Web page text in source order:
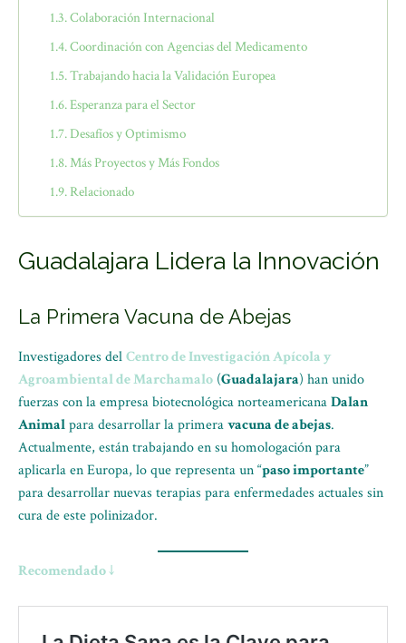
Colaboración Internacional
Coordinación con Agencias del Medicamento
Trabajando hacia la Validación Europea
Esperanza para el Sector
Desafíos y Optimismo
Más Proyectos y Más Fondos
Relacionado
Guadalajara Lidera la Innovación
La Primera Vacuna de Abejas
Investigadores delCentro de Investigación Apícola y
Agroambiental de Marchamalo (Guadalajara) han unido
fuerzas con la empresa biotecnológica norteamericanaDalan
Animalpara desarrollar la primeravacuna de abejas.
Actualmente, están trabajando en su homologación para
aplicarla en Europa, lo que representa un “paso importante”
para desarrollar nuevas terapias para enfermedades actuales sin
cura de este polinizador.
Recomendado ↓